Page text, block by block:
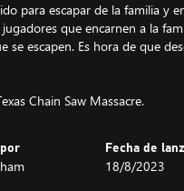
para escapar de la familia y
que encarnen a la
escapen. Es hora de que
Chain Saw Massacre.
Fecha de
18/8/2023